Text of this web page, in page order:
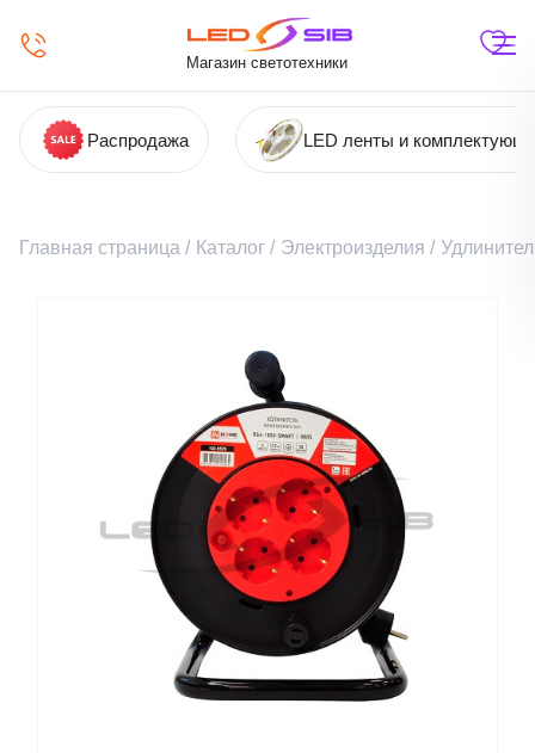
Магазин светотехники
Распродажа LED ленты и
Главная страница / Каталог / Электроизделия /